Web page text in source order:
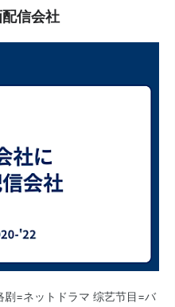
信会社
剧=ネットドラマ 综艺节目=バ